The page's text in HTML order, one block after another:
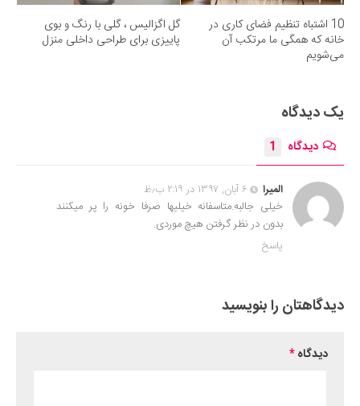
10 اشتباه تنظیم فضای کاری در
خانه که همگی ما مرتکب آن
می‌شویم
گل اگزالیس ، گلی با رنگ و بوی
پاییزی برای طراحی داخلی منزل
یک دیدگاه
دیدگاه 1
المیرا
۶ آبان, ۱۳۹۷ در ۲:۱۹ ب٫ظ
خیلی جالبه.متاسفانه خیلیها صرفا خونه را پر میکنند
بدون در نظر گرفتن هیچ موردی.
پاسخ
دیدگاهتان را بنویسید
دیدگاه*